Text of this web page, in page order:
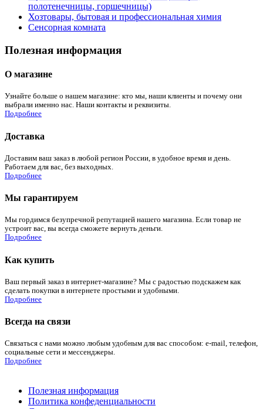
полотенечницы, горшечницы)
Хозтовары, бытовая и профессиональная химия
Сенсорная комната
Полезная информация
О магазине
Узнайте больше о нашем магазине: кто мы, наши клиенты и почему они
выбрали именно нас. Наши контакты и реквизиты.
Подробнее
Доставка
Доставим ваш заказ в любой регион России, в удобное время и день.
Работаем для вас, без выходных.
Подробнее
Мы гарантируем
Мы гордимся безупречной репутацией нашего магазина. Если товар не
устроит вас, вы всегда сможете вернуть деньги.
Подробнее
Как купить
Ваш первый заказ в интернет-магазине? Мы с радостью подскажем как
сделать покупки в интернете простыми и удобными.
Подробнее
Всегда на связи
Связаться с нами можно любым удобным для вас способом: e-mail, телефон,
социальные сети и мессенджеры.
Подробнее
Полезная информация
Политика конфеденциальности